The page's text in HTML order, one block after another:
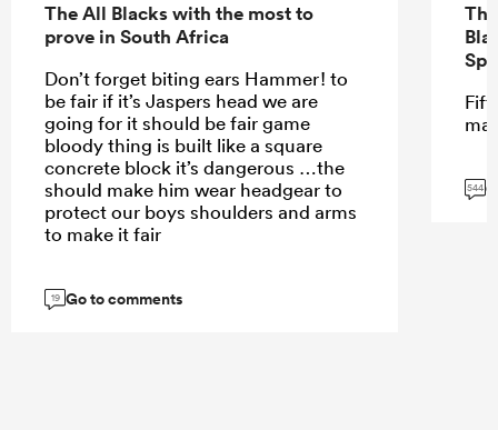
The All Blacks with the most to
prove in South Africa
Don’t forget biting ears Hammer! to
be fair if it’s Jaspers head we are
going for it should be fair game
bloody thing is built like a square
concrete block it’s dangerous …the
should make him wear headgear to
protect our boys shoulders and arms
to make it fair
19 Go to comments
544